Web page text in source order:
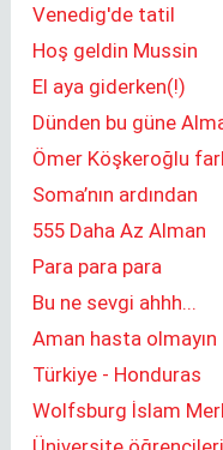
Venedig'de tatil
Hoş geldin Mussin
El aya giderken(!)
Dünden bu güne
Ömer Köşkeroğlu
Soma’nın ardından
555 Daha Az Alman
Para para para
Bu ne sevgi ahhh...
Aman hasta olmayın
Türkiye - Honduras
Wolfsburg İslam